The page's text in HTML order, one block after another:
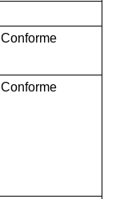
Conforme
Conforme